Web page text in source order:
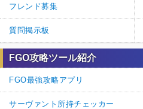
フレンド募集
質問掲示板
FGO攻略ツール紹介
FGO最強攻略アプリ
サーヴァント所持チェッカー